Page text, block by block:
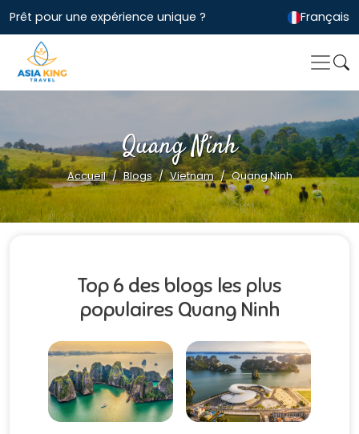
Prêt pour une expérience unique ? Français
Quang Ninh
Accueil Blogs Vietnam Quang Ninh
Top 6 des blogs les plus
populaires Quang Ninh